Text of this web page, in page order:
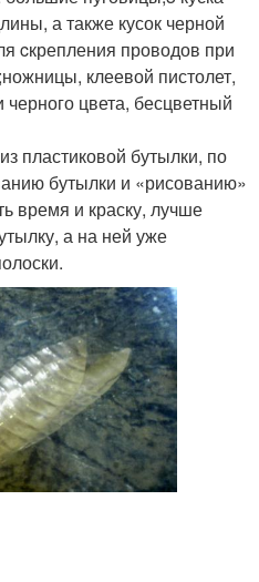
а также кусок черной
cкрепления проводов при
клеевой пистолет,
черного цвета, бесцветный
пластиковой бутылки, по
бутылки и «рисованию»
время и краску, лучше
а на ней уже